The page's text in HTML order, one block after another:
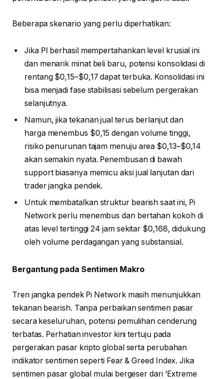
Beberapa skenario yang perlu diperhatikan:
Jika PI berhasil mempertahankan level krusial ini
dan menarik minat beli baru, potensi konsolidasi di
rentang $0,15–$0,17 dapat terbuka. Konsolidasi ini
bisa menjadi fase stabilisasi sebelum pergerakan
selanjutnya.
Namun, jika tekanan jual terus berlanjut dan
harga menembus $0,15 dengan volume tinggi,
risiko penurunan tajam menuju area $0,13–$0,14
akan semakin nyata. Penembusan di bawah
support biasanya memicu aksi jual lanjutan dari
trader jangka pendek.
Untuk membatalkan struktur bearish saat ini, Pi
Network perlu menembus dan bertahan kokoh di
atas level tertinggi 24 jam sekitar $0,168, didukung
oleh volume perdagangan yang substansial.
Bergantung pada Sentimen Makro
Tren jangka pendek Pi Network masih menunjukkan
tekanan bearish. Tanpa perbaikan sentimen pasar
secara keseluruhan, potensi pemulihan cenderung
terbatas. Perhatian investor kini tertuju pada
pergerakan pasar kripto global serta perubahan
indikator sentimen seperti Fear & Greed Index. Jika
sentimen pasar global mulai bergeser dari ‘Extreme